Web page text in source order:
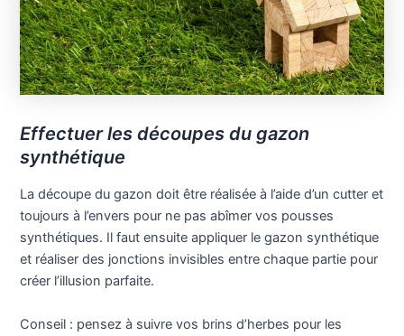
Effectuer les découpes du gazon
synthétique
La découpe du gazon doit être réalisée à l’aide d’un cutter et
toujours à l’envers pour ne pas abîmer vos pousses
synthétiques. Il faut ensuite appliquer le gazon synthétique
et réaliser des jonctions invisibles entre chaque partie pour
créer l’illusion parfaite.
Conseil : pensez à suivre vos brins d’herbes pour les